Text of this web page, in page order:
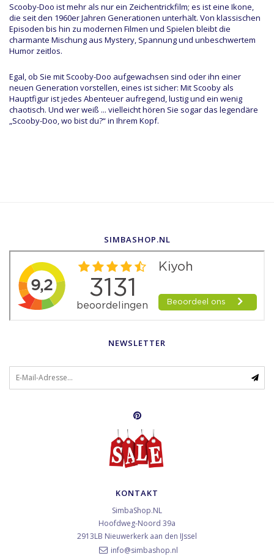
Scooby-Doo ist mehr als nur ein Zeichentrickfilm; es ist eine Ikone,
die seit den 1960er Jahren Generationen unterhält. Von klassischen
Episoden bis hin zu modernen Filmen und Spielen bleibt die
charmante Mischung aus Mystery, Spannung und unbeschwertem
Humor zeitlos.
Egal, ob Sie mit Scooby-Doo aufgewachsen sind oder ihn einer
neuen Generation vorstellen, eines ist sicher: Mit Scooby als
Hauptfigur ist jedes Abenteuer aufregend, lustig und ein wenig
chaotisch. Und wer weiß ... vielleicht hören Sie sogar das legendäre
„Scooby-Doo, wo bist du?“ in Ihrem Kopf.
SIMBASHOP.NL
NEWSLETTER
KONTAKT
SimbaShop.NL
Hoofdweg-Noord 39a
2913LB Nieuwerkerk aan den IJssel
info@simbashop.nl